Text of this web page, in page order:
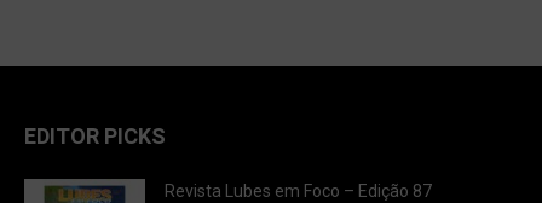
EDITOR PICKS
Revista Lubes em Foco – Edição 87